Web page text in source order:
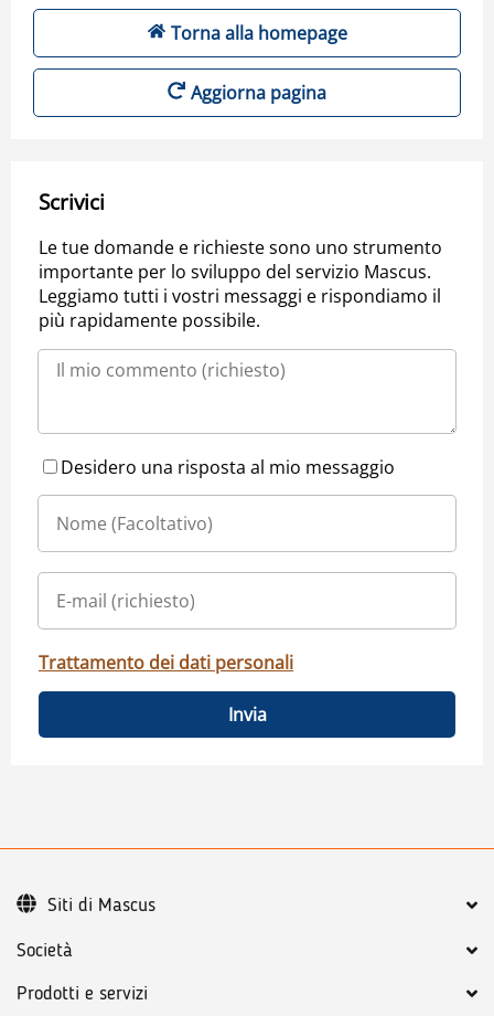
Torna alla homepage
Aggiorna pagina
Scrivici
Le tue domande e richieste sono uno strumento
importante per lo sviluppo del servizio Mascus.
Leggiamo tutti i vostri messaggi e rispondiamo il
più rapidamente possibile.
Desidero una risposta al mio messaggio
Trattamento dei dati personali
Invia
Società
Prodotti e servizi
Siti di Mascus